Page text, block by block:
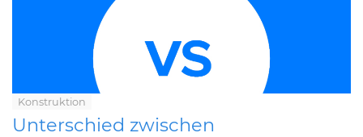
Konstruktion
Unterschied zwischen